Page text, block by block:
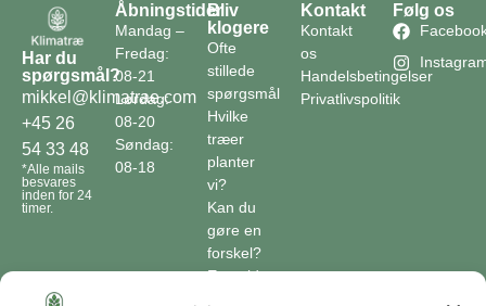
Har du
spørgsmål?
mikkel@klimatrae.com
+45 26
54 33 48
*Alle mails
besvares
inden for 24
timer.
Åbningstider
Mandag –
Fredag:
08-21
Lørdag:
08-20
Søndag:
08-18
Bliv
klogere
Ofte
stillede
spørgsmål
Hvilke
træer
planter
vi?
Kan du
gøre en
forskel?
En guide
Kontakt
Kontakt
os
Handelsbetingelser
Privatlivspolitik
Følg os